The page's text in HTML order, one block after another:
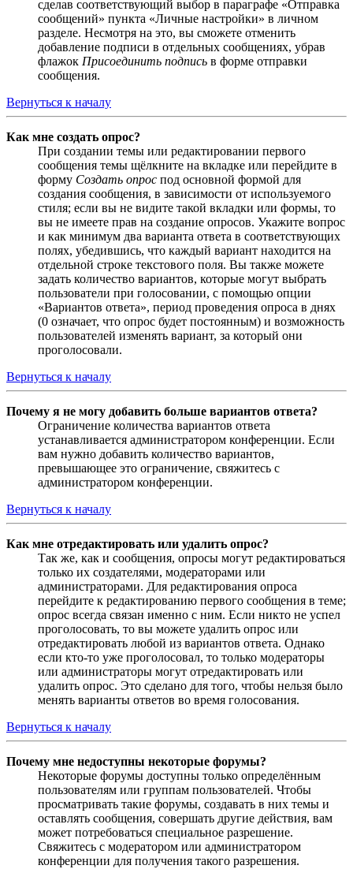
сделав соответствующий выбор в параграфе «Отправка
сообщений» пункта «Личные настройки» в личном
разделе. Несмотря на это, вы сможете отменить
добавление подписи в отдельных сообщениях, убрав
флажок Присоединить подпись в форме отправки
сообщения.
Вернуться к началу
Как мне создать опрос?
При создании темы или редактировании первого
сообщения темы щёлкните на вкладке или перейдите в
форму Создать опрос под основной формой для
создания сообщения, в зависимости от используемого
стиля; если вы не видите такой вкладки или формы, то
вы не имеете прав на создание опросов. Укажите вопрос
и как минимум два варианта ответа в соответствующих
полях, убедившись, что каждый вариант находится на
отдельной строке текстового поля. Вы также можете
задать количество вариантов, которые могут выбрать
пользователи при голосовании, с помощью опции
«Вариантов ответа», период проведения опроса в днях
(0 означает, что опрос будет постоянным) и возможность
пользователей изменять вариант, за который они
проголосовали.
Вернуться к началу
Почему я не могу добавить больше вариантов ответа?
Ограничение количества вариантов ответа
устанавливается администратором конференции. Если
вам нужно добавить количество вариантов,
превышающее это ограничение, свяжитесь с
администратором конференции.
Вернуться к началу
Как мне отредактировать или удалить опрос?
Так же, как и сообщения, опросы могут редактироваться
только их создателями, модераторами или
администраторами. Для редактирования опроса
перейдите к редактированию первого сообщения в теме;
опрос всегда связан именно с ним. Если никто не успел
проголосовать, то вы можете удалить опрос или
отредактировать любой из вариантов ответа. Однако
если кто-то уже проголосовал, то только модераторы
или администраторы могут отредактировать или
удалить опрос. Это сделано для того, чтобы нельзя было
менять варианты ответов во время голосования.
Вернуться к началу
Почему мне недоступны некоторые форумы?
Некоторые форумы доступны только определённым
пользователям или группам пользователей. Чтобы
просматривать такие форумы, создавать в них темы и
оставлять сообщения, совершать другие действия, вам
может потребоваться специальное разрешение.
Свяжитесь с модератором или администратором
конференции для получения такого разрешения.